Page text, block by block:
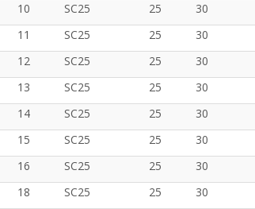
10 SC25 25 30
11 SC25 25 30
12 SC25 25 30
13 SC25 25 30
14 SC25 25 30
15 SC25 25 30
16 SC25 25 30
18 SC25 25 30